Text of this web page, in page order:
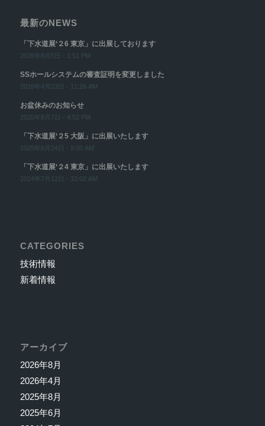
最新のNEWS
「下水道展‘２6 東京」に出展しております
2026年8月5日 - 1:51 PM
SSホールシステムの審査証明を変更しました
2026年4月23日 - 11:26 AM
お盆休みのお知らせ
2025年8月7日 - 4:52 PM
「下水道展‘２5 大阪」に出展いたします
2025年6月24日 - 9:00 AM
「下水道展‘２4 東京」に出展いたします
2024年7月12日 - 10:02 AM
CATEGORIES
技術情報
新着情報
アーカイブ
2026年8月
2026年4月
2025年8月
2025年6月